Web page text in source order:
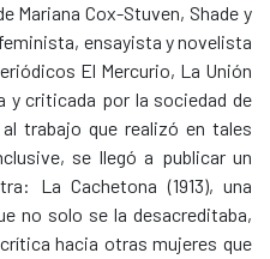
Mariana Cox-Stuven, Shade y
ensayista y novelista
El Mercurio, La Unión
y criticada por la sociedad de
trabajo que realizó en tales
se llegó a publicar un
La Cachetona (1913), una
no solo se la desacreditaba,
hacia otras mujeres que